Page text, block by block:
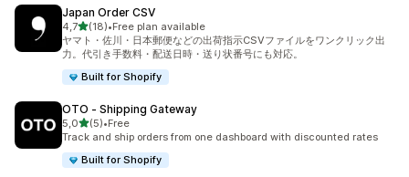
Japan Order CSV
4,7na 5 gwiazdek
(18)
Łączna liczba recenzji: 18
•Free plan available
ヤマト・佐川・日本郵便などの出荷指示CSVファイルをワンクリック出
力。代引き手数料・配送日時・送り状番号にも対応。
Built for Shopify
OTO ‑ Shipping Gateway
5,0na 5 gwiazdek
(5)
Łączna liczba recenzji: 5
•Free
Track and ship orders from one dashboard with discounted rates
Built for Shopify